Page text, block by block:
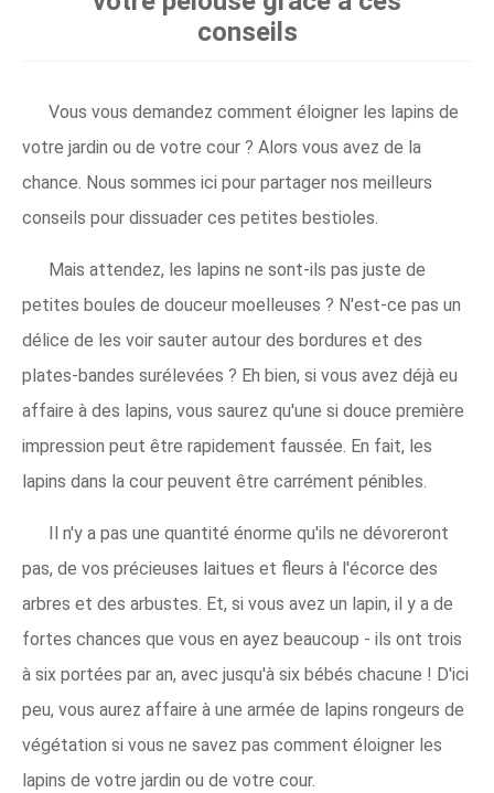
conseils
Vous vous demandez comment éloigner les lapins de
votre jardin ou de votre cour ? Alors vous avez de la
chance. Nous sommes ici pour partager nos meilleurs
conseils pour dissuader ces petites bestioles.
Mais attendez, les lapins ne sont-ils pas juste de
petites boules de douceur moelleuses ? N'est-ce pas un
délice de les voir sauter autour des bordures et des
plates-bandes surélevées ? Eh bien, si vous avez déjà eu
affaire à des lapins, vous saurez qu'une si douce première
impression peut être rapidement faussée. En fait, les
lapins dans la cour peuvent être carrément pénibles.
Il n'y a pas une quantité énorme qu'ils ne dévoreront
pas, de vos précieuses laitues et fleurs à l'écorce des
arbres et des arbustes. Et, si vous avez un lapin, il y a de
fortes chances que vous en ayez beaucoup - ils ont trois
à six portées par an, avec jusqu'à six bébés chacune ! D'ici
peu, vous aurez affaire à une armée de lapins rongeurs de
végétation si vous ne savez pas comment éloigner les
lapins de votre jardin ou de votre cour.